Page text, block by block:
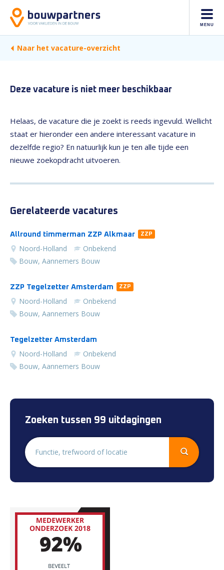
MENU
Naar het vacature-overzicht
Deze vacature is niet meer beschikbaar
Helaas, de vacature die je zoekt is reeds ingevuld. Wellicht
staat er hieronder een andere interessant vacature in
dezelfde regio? En natuurlijk kun je ten alle tijde een
nieuwe zoekopdracht uitvoeren.
Gerelateerde vacatures
Allround timmerman ZZP Alkmaar ZZP
Noord-Holland
Onbekend
Bouw, Aannemers Bouw
ZZP Tegelzetter Amsterdam ZZP
Noord-Holland
Onbekend
Bouw, Aannemers Bouw
Tegelzetter Amsterdam
Noord-Holland
Onbekend
Bouw, Aannemers Bouw
Zoeken tussen 99 uitdagingen